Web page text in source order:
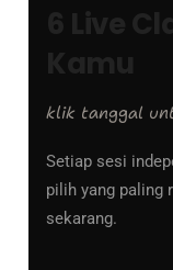
klik tanggal
Setiap sesi
pilih yang paling
sekarang.